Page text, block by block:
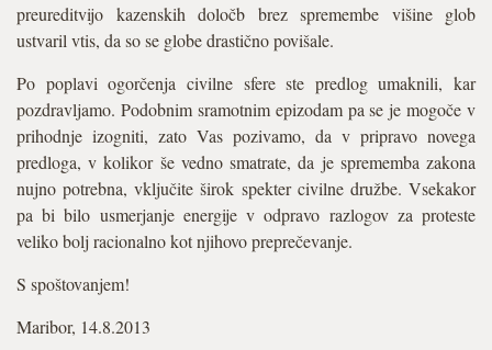
preureditvijo kazenskih določb brez spremembe višine glob
ustvaril vtis, da so se globe drastično povišale.
Po poplavi ogorčenja civilne sfere ste predlog umaknili, kar
pozdravljamo. Podobnim sramotnim epizodam pa se je mogoče v
prihodnje izogniti, zato Vas pozivamo, da v pripravo novega
predloga, v kolikor še vedno smatrate, da je sprememba zakona
nujno potrebna, vključite širok spekter civilne družbe. Vsekakor
pa bi bilo usmerjanje energije v odpravo razlogov za proteste
veliko bolj racionalno kot njihovo preprečevanje.
S spoštovanjem!
Maribor, 14.8.2013